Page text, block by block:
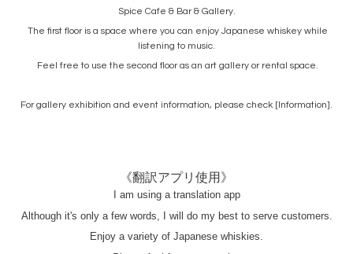
Spice Cafe & Bar & Gallery.
The first floor is a space where you can enjoy Japanese whiskey while
listening to music.
Feel free to use the second floor as an art gallery or rental space.
For gallery exhibition and event information, please check [Information].
《翻訳アプリ使用》
I am using a translation app
Although it's only a few words, I will do my best to serve customers.
Enjoy a variety of Japanese whiskies.